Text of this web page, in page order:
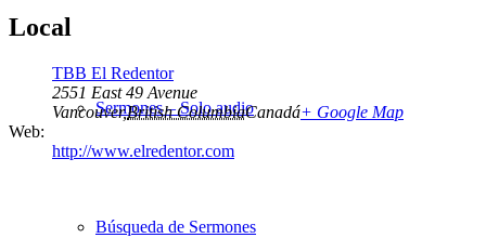
Sermones – Solo audio
Búsqueda de Sermones
Local
TBB El Redentor
2551 East 49 Avenue
Vancouver,British ColumbiaCanadá+ Google Map
Web:
http://www.elredentor.com